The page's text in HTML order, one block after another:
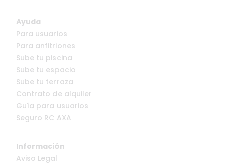
Ayuda
Para usuarios
Para anfitriones
Sube tu piscina
Sube tu espacio
Sube tu terraza
Contrato de alquiler
Guía para usuarios
Seguro RC AXA
Información
Aviso Legal